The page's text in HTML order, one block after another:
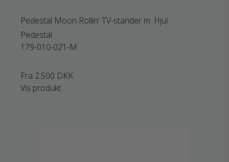
Pedestal Moon Rollin' TV-stander m. Hjul
Pedestal
179-010-021-M
Fra 2.500 DKK
Vis produkt